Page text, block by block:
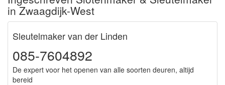
in Zwaagdijk-West
Sleutelmaker van der Linden
085-7604892
De expert voor het openen van alle soorten deuren, altijd
bereid